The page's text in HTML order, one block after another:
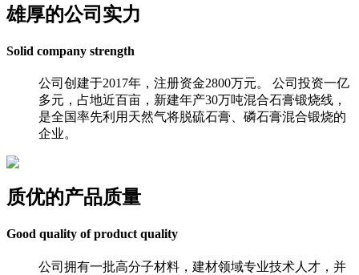
雄厚的公司实力
Solid company strength
公司创建于2017年，注册资金2800万元。 公司投资一亿
多元，占地近百亩，新建年产30万吨混合石膏锻烧线，
是全国率先利用天然气将脱硫石膏、磷石膏混合锻烧的
企业。
质优的产品质量
Good quality of product quality
公司拥有一批高分子材料，建材领域专业技术人才，并